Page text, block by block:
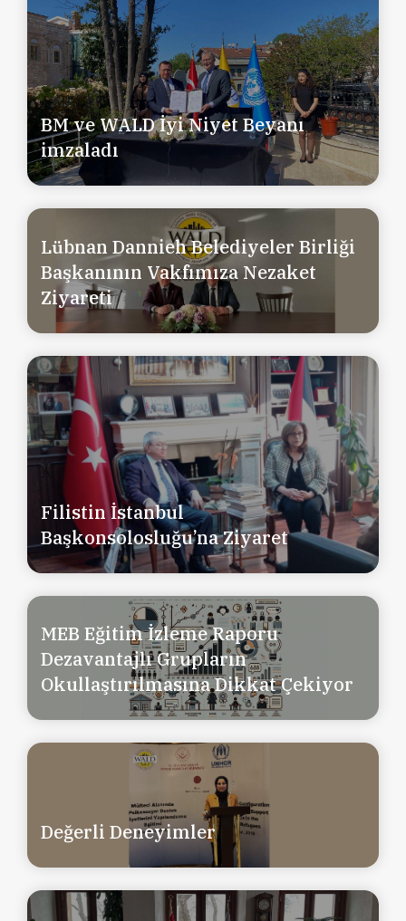
BM ve WALD İyi Niyet Beyanı
imzaladı
Lübnan Dannieh Belediyeler Birliği
Başkanının Vakfımıza Nezaket
Ziyareti
Filistin İstanbul
Başkonsolosluğu’na Ziyaret
MEB Eğitim İzleme Raporu
Dezavantajlı Grupların
Okullaştırılmasına Dikkat Çekiyor
Değerli Deneyimler